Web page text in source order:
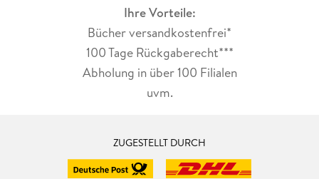
Ihre Vorteile:
Bücher versandkostenfrei*
100 Tage Rückgaberecht***
Abholung in über 100 Filialen
uvm.
ZUGESTELLT DURCH